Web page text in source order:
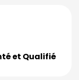
et Qualifié